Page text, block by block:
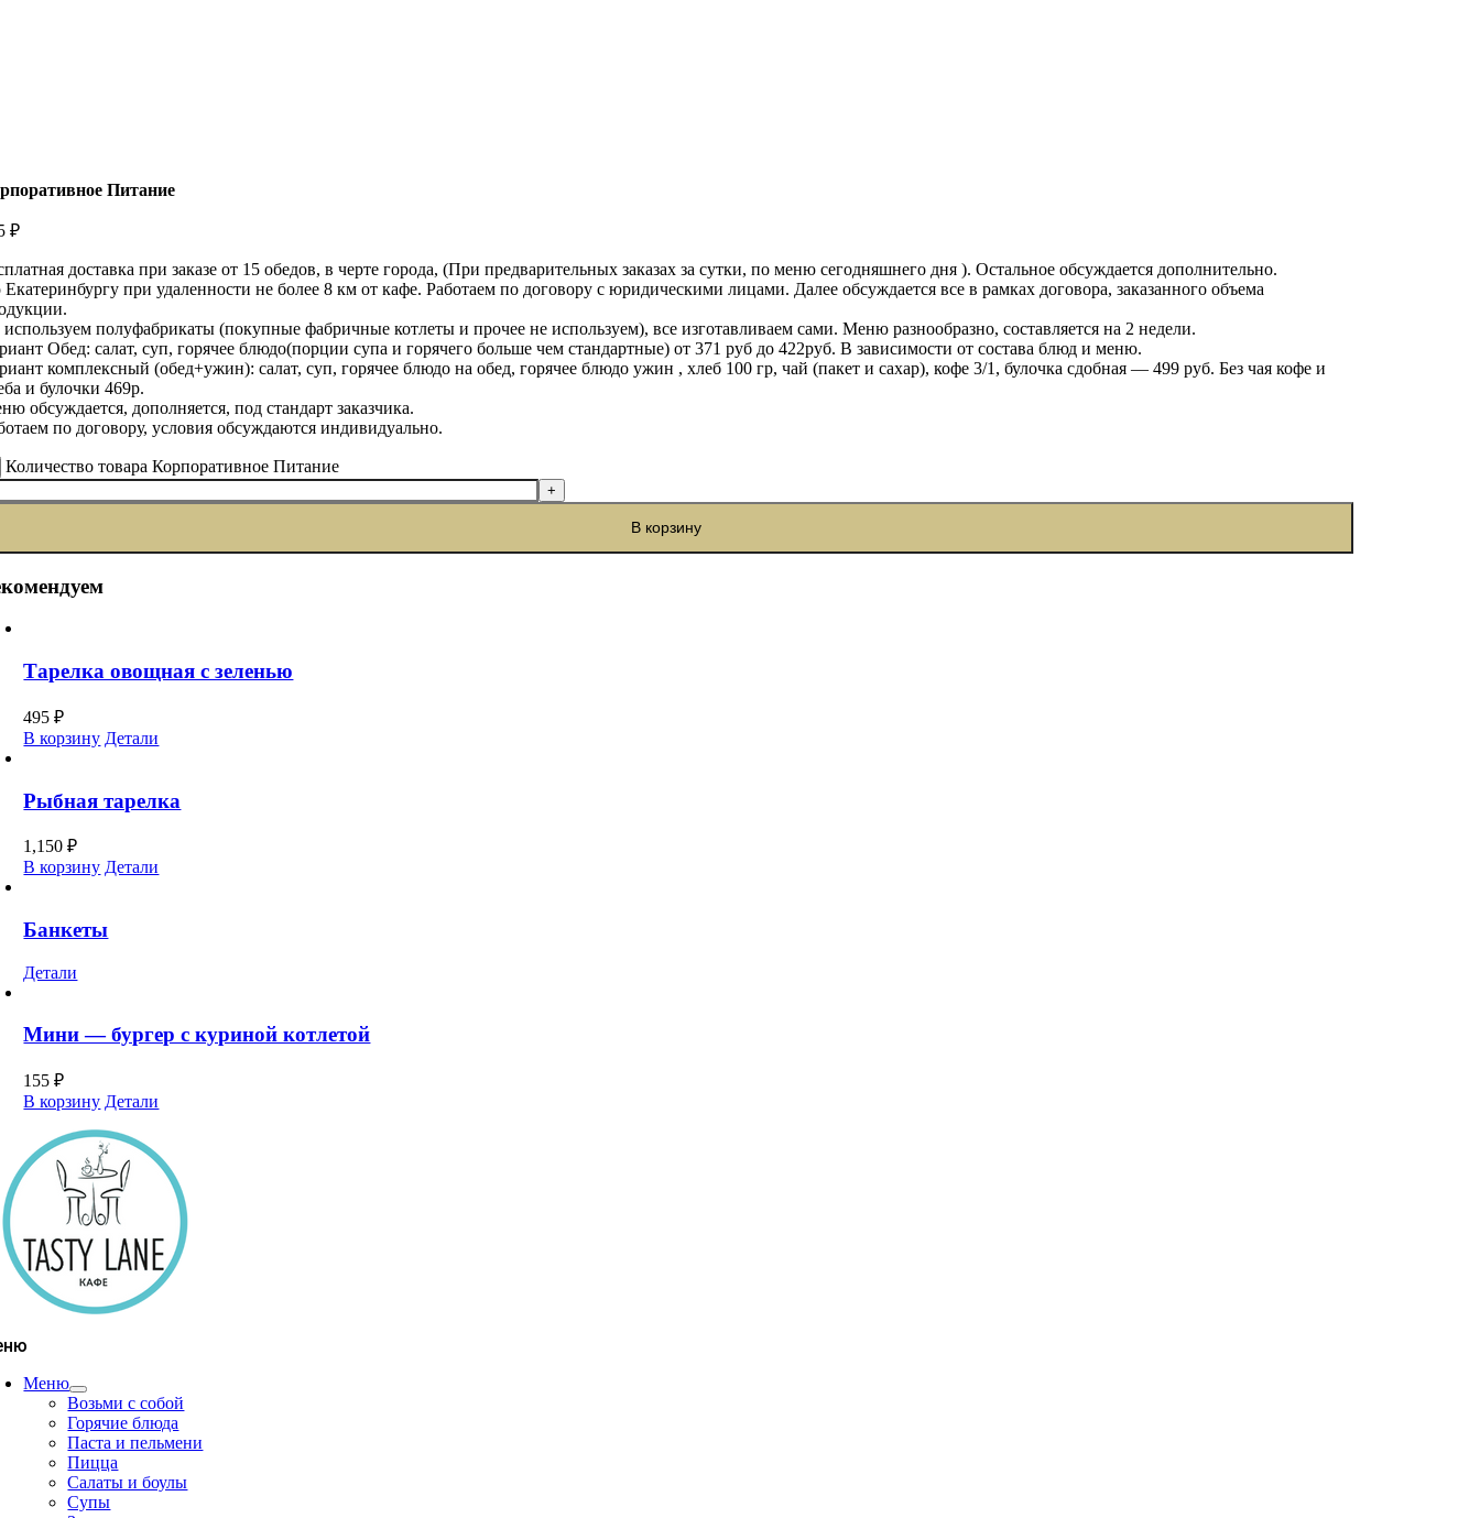
Питание
₽
доставка при заказе от 15 обедов, в черте города, (При предварительных заказах за сутки, по меню сегодняшнего дня ). Остальное обсуждается дополнительно.
при удаленности не более 8 км от кафе. Работаем по договору с юридическими лицами. Далее обсуждается все в рамках договора, заказанного объема
полуфабрикаты (покупные фабричные котлеты и прочее не используем), все изготавливаем сами. Меню разнообразно, составляется на 2 недели.
Обед: салат, суп, горячее блюдо(порции супа и горячего больше чем стандартные) от 371 руб до 422руб. В зависимости от состава блюд и меню.
комплексный (обед+ужин): салат, суп, горячее блюдо на обед, горячее блюдо ужин , хлеб 100 гр, чай (пакет и сахар), кофе 3/1, булочка сдобная — 499 руб. Без чая кофе и
и булочки 469р.
обсуждается, дополняется, под стандарт заказчика.
по договору, условия обсуждаются индивидуально.
Количество товара Корпоративное Питание
В корзину
Тарелка овощная с зеленью
495₽
В корзину Детали
Рыбная тарелка
1,150₽
В корзину Детали
Банкеты
Детали
Мини — бургер с куриной котлетой
155₽
В корзину Детали
Меню
Возьми с собой
Горячие блюда
Паста и пельмени
Пицца
Салаты и боулы
Супы